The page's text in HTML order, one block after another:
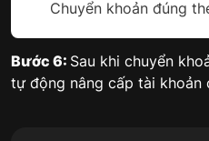
Chuyển khoản đúng
Bước 6: Sau khi chuyển
tự động nâng cấp tài khoản